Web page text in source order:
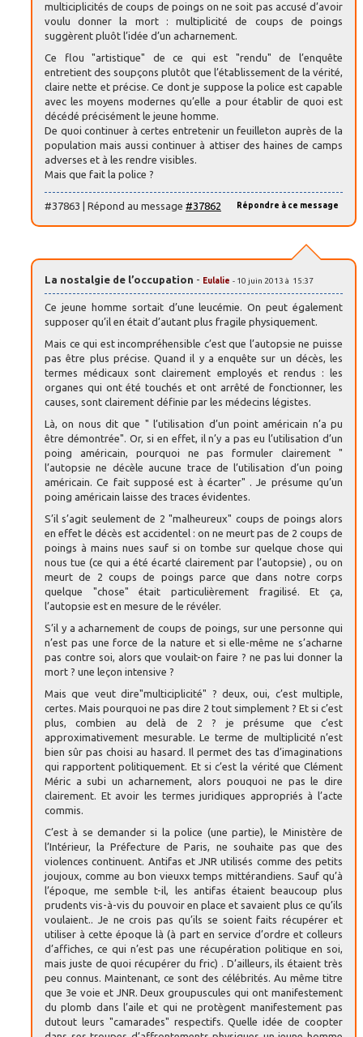
multiciplicités de coups de poings on ne soit pas accusé d’avoir
voulu donner la mort : multiplicité de coups de poings
suggèrent pluôt l’idée d’un acharnement.
Ce flou "artistique" de ce qui est "rendu" de l’enquête
entretient des soupçons plutôt que l’établissement de la vérité,
claire nette et précise. Ce dont je suppose la police est capable
avec les moyens modernes qu’elle a pour établir de quoi est
décédé précisément le jeune homme.
De quoi continuer à certes entretenir un feuilleton auprès de la
population mais aussi continuer à attiser des haines de camps
adverses et à les rendre visibles.
Mais que fait la police ?
Répondre à ce message
#37863 | Répond au message #37862
La nostalgie de l’occupation - Eulalie - 10 juin 2013 à 15:37
Ce jeune homme sortait d’une leucémie. On peut également
supposer qu’il en était d’autant plus fragile physiquement.
Mais ce qui est incompréhensible c’est que l’autopsie ne puisse
pas être plus précise. Quand il y a enquête sur un décès, les
termes médicaux sont clairement employés et rendus : les
organes qui ont été touchés et ont arrêté de fonctionner, les
causes, sont clairement définie par les médecins légistes.
Là, on nous dit que " l’utilisation d’un point américain n’a pu
être démontrée". Or, si en effet, il n’y a pas eu l’utilisation d’un
poing américain, pourquoi ne pas formuler clairement "
l’autopsie ne décèle aucune trace de l’utilisation d’un poing
américain. Ce fait supposé est à écarter" . Je présume qu’un
poing américain laisse des traces évidentes.
S’il s’agit seulement de 2 "malheureux" coups de poings alors
en effet le décès est accidentel : on ne meurt pas de 2 coups de
poings à mains nues sauf si on tombe sur quelque chose qui
nous tue (ce qui a été écarté clairement par l’autopsie) , ou on
meurt de 2 coups de poings parce que dans notre corps
quelque "chose" était particulièrement fragilisé. Et ça,
l’autopsie est en mesure de le révéler.
S’il y a acharnement de coups de poings, sur une personne qui
n’est pas une force de la nature et si elle-même ne s’acharne
pas contre soi, alors que voulait-on faire ? ne pas lui donner la
mort ? une leçon intensive ?
Mais que veut dire"multiciplicité" ? deux, oui, c’est multiple,
certes. Mais pourquoi ne pas dire 2 tout simplement ? Et si c’est
plus, combien au delà de 2 ? je présume que c’est
approximativement mesurable. Le terme de multiplicité n’est
bien sûr pas choisi au hasard. Il permet des tas d’imaginations
qui rapportent politiquement. Et si c’est la vérité que Clément
Méric a subi un acharnement, alors pouquoi ne pas le dire
clairement. Et avoir les termes juridiques appropriés à l’acte
commis.
C’est à se demander si la police (une partie), le Ministère de
l’Intérieur, la Préfecture de Paris, ne souhaite pas que des
violences continuent. Antifas et JNR utilisés comme des petits
joujoux, comme au bon vieuxx temps mittérandiens. Sauf qu’à
l’époque, me semble t-il, les antifas étaient beaucoup plus
prudents vis-à-vis du pouvoir en place et savaient plus ce qu’ils
voulaient.. Je ne crois pas qu’ils se soient faits récupérer et
utiliser à cette époque là (à part en service d’ordre et colleurs
d’affiches, ce qui n’est pas une récupération politique en soi,
mais juste de quoi récupérer du fric) . D’ailleurs, ils étaient très
peu connus. Maintenant, ce sont des célébrités. Au même titre
que 3e voie et JNR. Deux groupuscules qui ont manifestement
du plomb dans l’aile et qui ne protègent manifestement pas
dutout leurs "camarades" respectifs. Quelle idée de coopter